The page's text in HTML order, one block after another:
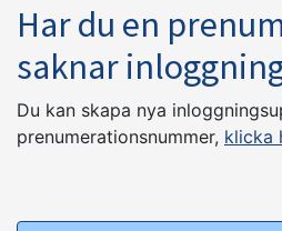
Har du en
saknar
Du kan skapa nya
prenumerationsnummer, klicka